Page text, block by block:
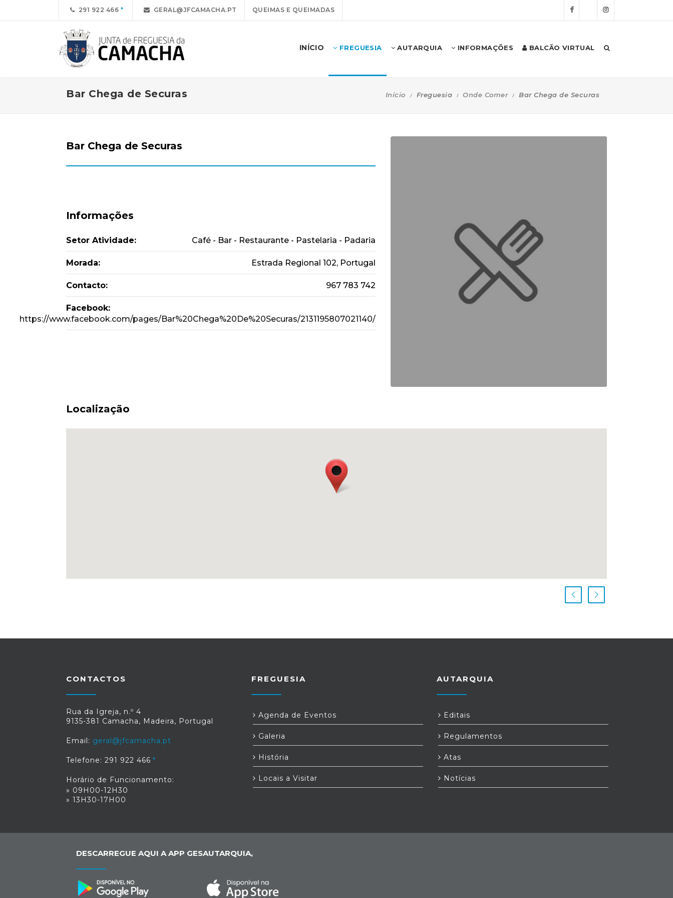
291 922 466 GERAL@JFCAMACHA.PT QUEIMAS E QUEIMADAS
INÍCIO FREGUESIA AUTARQUIA INFORMAÇÕES BALCÃO VIRTUAL
Bar Chega de Securas Início Freguesia Onde Comer Bar Chega de Securas
Bar Chega de Securas
Informações
Setor Atividade: Café - Bar - Restaurante - Pastelaria - Padaria
Morada: Estrada Regional 102, Portugal
Contacto: 967 783 742
Facebook:
https://www.facebook.com/pages/Bar%20Chega%20De%20Securas/2131195807021140/
Localização
CONTACTOS
Rua da Igreja, n.º 4
9135-381 Camacha, Madeira, Portugal
Email: geral@jfcamacha.pt
Telefone: 291 922 466
Horário de Funcionamento:
» 09H00-12H30
» 13H30-17H00
FREGUESIA
Agenda de Eventos
Galeria
História
Locais a Visitar
AUTARQUIA
Editais
Regulamentos
Atas
Notícias
DESCARREGUE AQUI A APP GESAUTARQUIA,